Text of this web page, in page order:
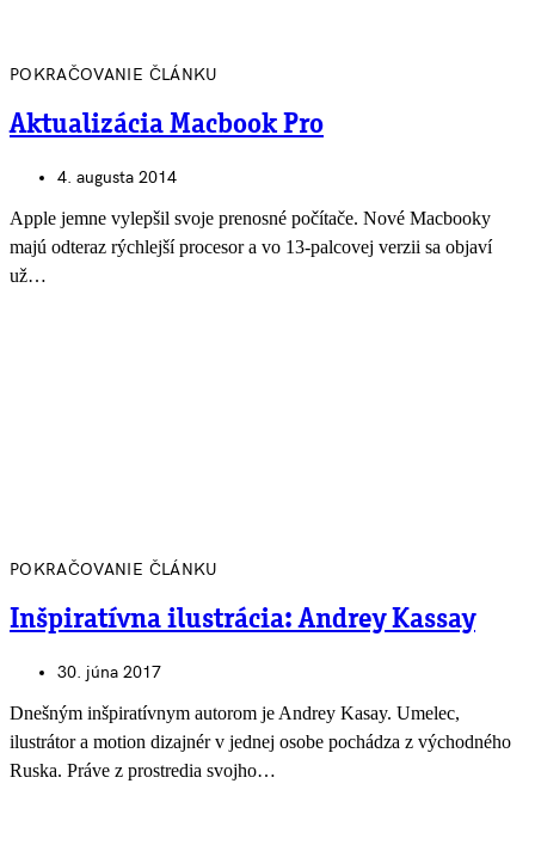
POKRAČOVANIE ČLÁNKU
Aktualizácia Macbook Pro
4. augusta 2014
Apple jemne vylepšil svoje prenosné počítače. Nové Macbooky
majú odteraz rýchlejší procesor a vo 13-palcovej verzii sa objaví
už…
POKRAČOVANIE ČLÁNKU
Inšpiratívna ilustrácia: Andrey Kassay
30. júna 2017
Dnešným inšpiratívnym autorom je Andrey Kasay. Umelec,
ilustrátor a motion dizajnér v jednej osobe pochádza z východného
Ruska. Práve z prostredia svojho…